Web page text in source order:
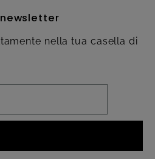
nella tua casella di